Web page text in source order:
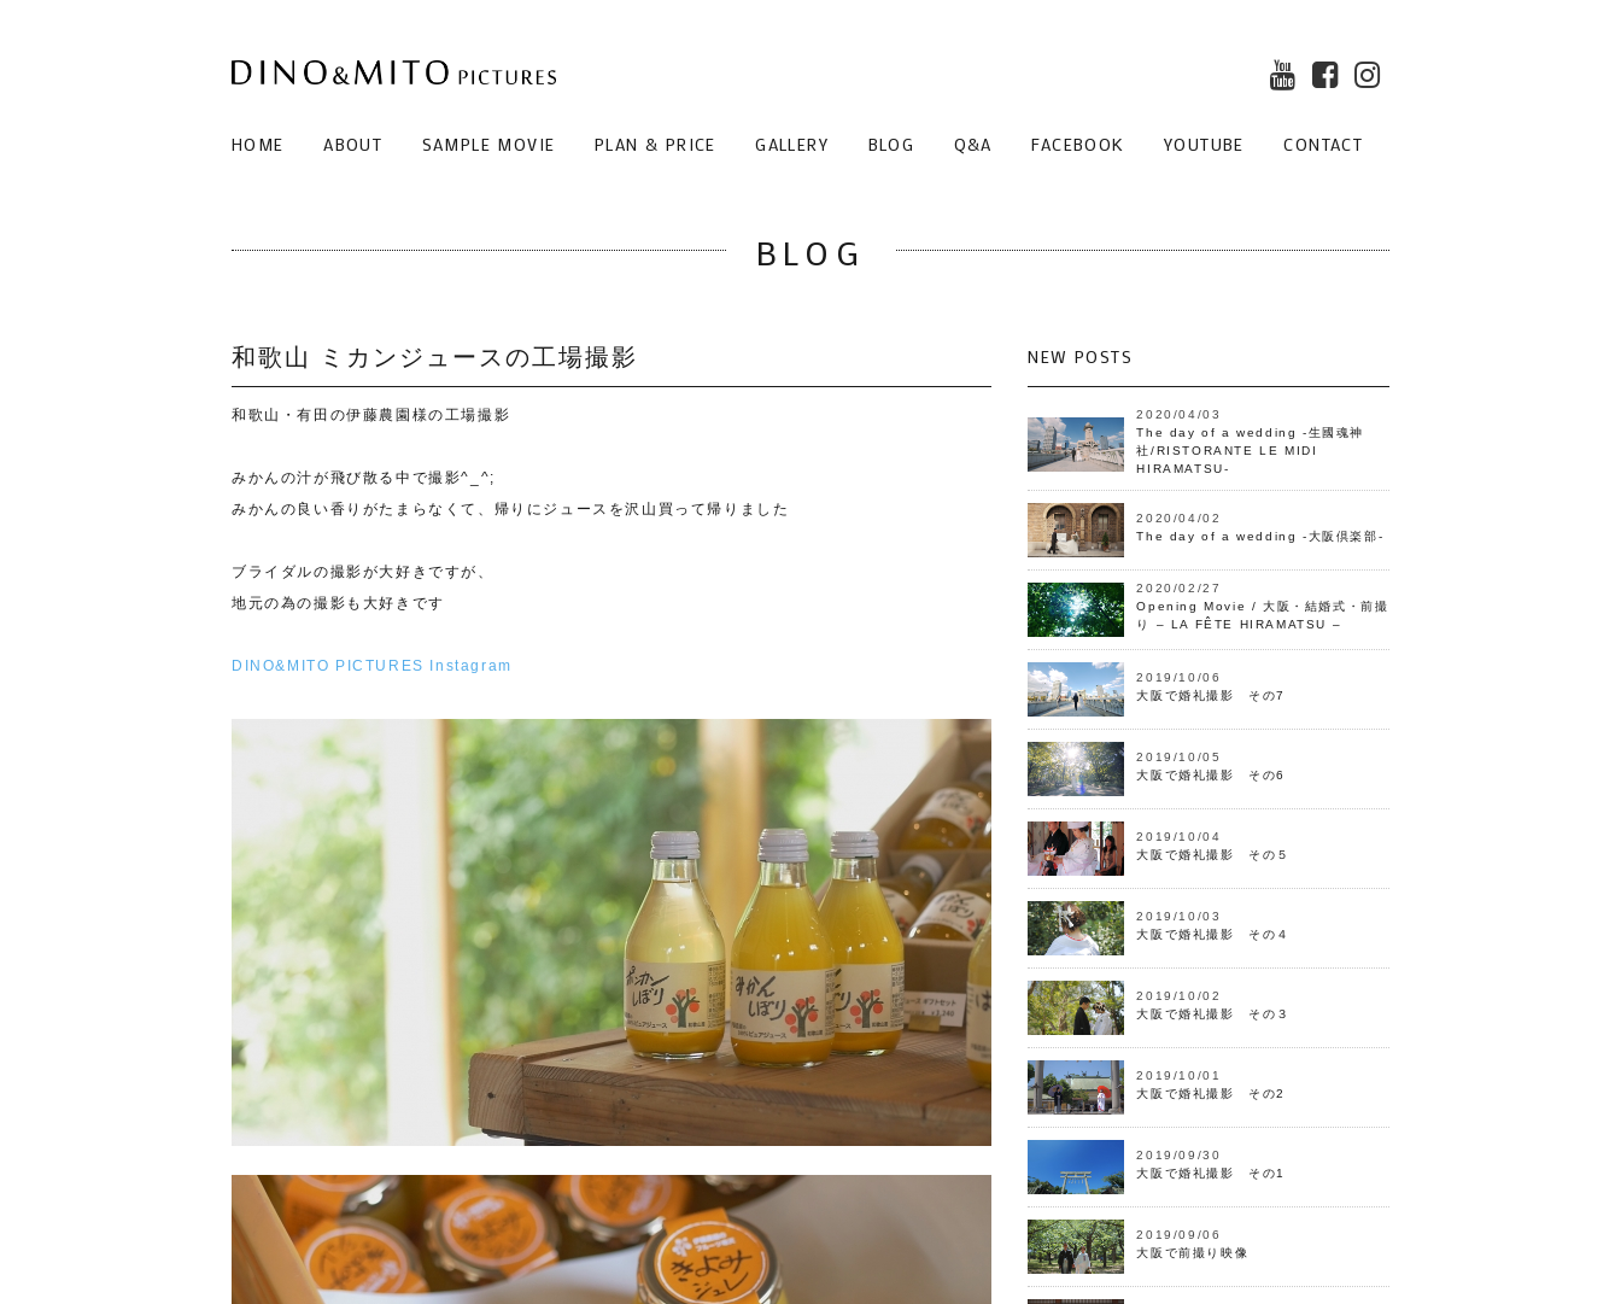
HOME ABOUT SAMPLE MOVIE PLAN & PRICE GALLERY BLOG Q&A FACEBOOK YOUTUBE CONTACT
BLOG
和歌山 ミカンジュースの工場撮影
和歌山・有田の伊藤農園様の工場撮影
みかんの汁が飛び散る中で撮影^_^;
みかんの良い香りがたまらなくて、帰りにジュースを沢山買って帰りました
ブライダルの撮影が大好きですが、
地元の為の撮影も大好きです
DINO&MITO PICTURES Instagram
NEW POSTS
2020/04/03
The day of a wedding -生國魂神
社/RISTORANTE LE MIDI
HIRAMATSU-
2020/04/02
The day of a wedding -大阪倶楽部-
2020/02/27
Opening Movie / 大阪・結婚式・前撮
り – LA FÊTE HIRAMATSU –
2019/10/06
大阪で婚礼撮影 その7
2019/10/05
大阪で婚礼撮影 その6
2019/10/04
大阪で婚礼撮影 その５
2019/10/03
大阪で婚礼撮影 その４
2019/10/02
大阪で婚礼撮影 その３
2019/10/01
大阪で婚礼撮影 その2
2019/09/30
大阪で婚礼撮影 その1
2019/09/06
大阪で前撮り映像